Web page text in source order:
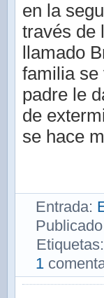
en la
través de
llamado
familia se
padre le
de
se hace
Entrada:
Etiquetas:
1